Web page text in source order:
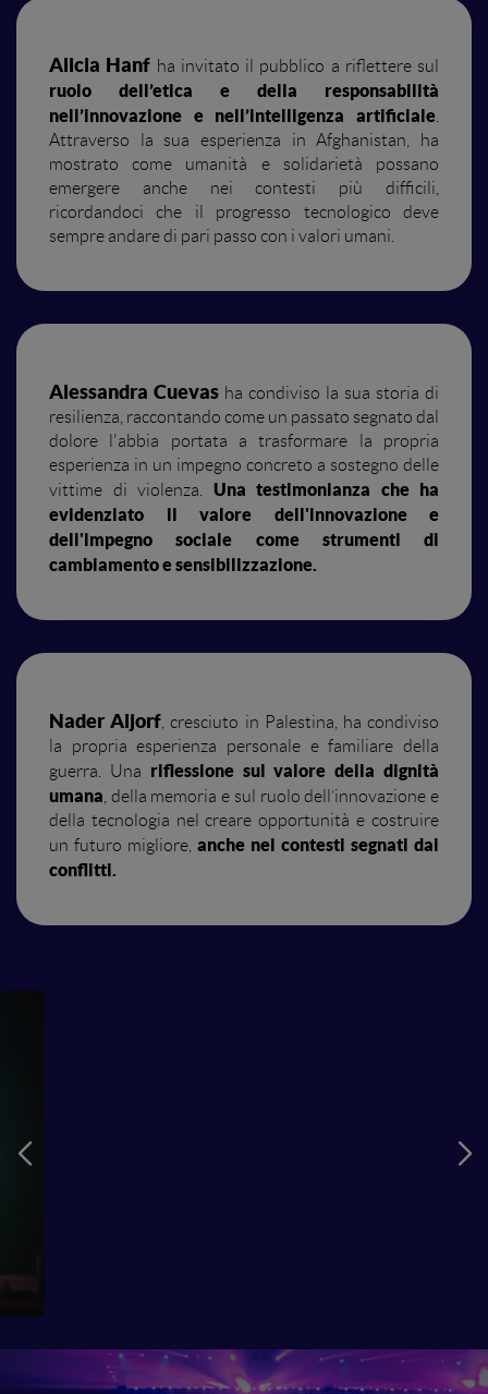
Alicia Hanf ha invitato il pubblico a riflettere sul
ruolo dell’etica e della responsabilità
nell’innovazione e nell’intelligenza artificiale
Attraverso la sua esperienza in Afghanistan, ha
mostrato come umanità e solidarietà possano
emergere anche nei contesti più difficili,
ricordandoci che il progresso tecnologico deve
sempre andare di pari passo con i valori umani.
Alessandra Cuevas ha condiviso la sua storia di
resilienza, raccontando come un passato segnato dal
dolore l'abbia portata a trasformare la propria
esperienza in un impegno concreto a sostegno delle
vittime di violenza. Una testimonianza che ha
evidenziato il valore dell'innovazione e
dell'impegno sociale come strumenti di
cambiamento e sensibilizzazione.
Nader Aljorf , cresciuto in Palestina, ha condiviso
la propria esperienza personale e familiare della
guerra. Una riflessione sul valore della dignità
umana , della memoria e sul ruolo dell’innovazione e
della tecnologia nel creare opportunità e costruire
un futuro migliore, anche nei contesti segnati dai
conflitti.